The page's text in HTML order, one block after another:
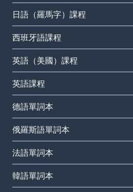
日語（羅馬字）課程
西班牙語課程
英語（美國）課程
英語課程
德語單詞本
俄羅斯語單詞本
法語單詞本
韓語單詞本